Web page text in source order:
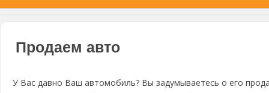
Продаем авто
У Вас давно Ваш автомобиль? Вы задумываетесь о его